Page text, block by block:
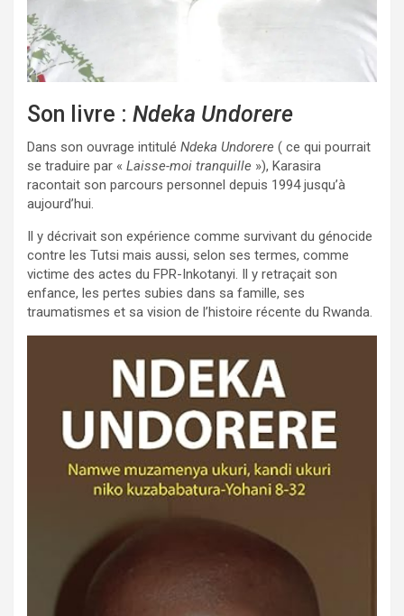
Son livre : Ndeka Undorere
Dans son ouvrage intitulé Ndeka Undorere ( ce qui pourrait
se traduire par « Laisse-moi tranquille »), Karasira
racontait son parcours personnel depuis 1994 jusqu’à
aujourd’hui.
Il y décrivait son expérience comme survivant du génocide
contre les Tutsi mais aussi, selon ses termes, comme
victime des actes du FPR-Inkotanyi. Il y retraçait son
enfance, les pertes subies dans sa famille, ses
traumatismes et sa vision de l’histoire récente du Rwanda.